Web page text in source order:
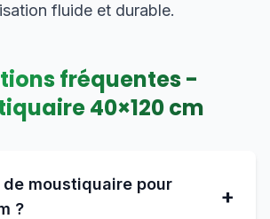
fluide et durable.
fréquentes -
40×120cm
moustiquaire pour
?
+